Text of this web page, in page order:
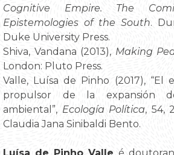
Cognitive Empire. The
Epistemologies of the South.
Duke University Press.
Shiva, Vandana (2013), Making
London: Pluto Press.
Valle, Luísa de Pinho (2017), “El
propulsor de la expansión
ambiental”, Ecología Política, 54,
Claudia Jana Sinibaldi Bento.
Luísa de Pinho Valle é